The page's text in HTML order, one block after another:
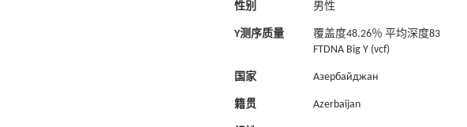
性别 男性
Y测序质量
覆盖度48.26％ 平均深度83
FTDNA Big Y (vcf)
国家 Азербайджан
籍贯 Azerbaijan